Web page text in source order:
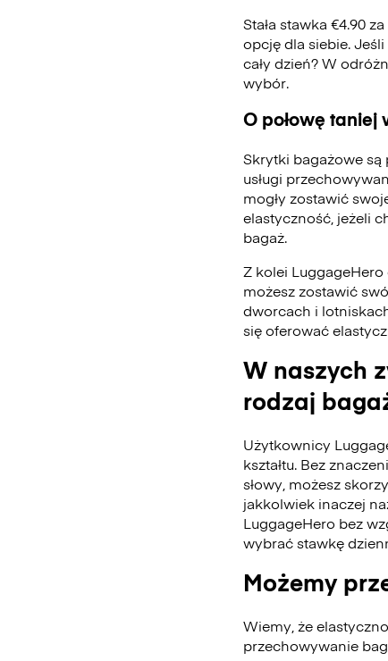
Stała stawka €4.90
opcję dla siebie.
cały dzień? W
wybór.
O połowę
Skrytki bagażowe
usługi
mogły zostawić
elastyczność, jeżeli
bagaż.
Z kolei
możesz zostawić
dworcach i
się oferować
W naszych
rodzaj
Użytkownicy
kształtu. Bez
słowy, możesz
jakkolwiek inaczej
LuggageHero bez
wybrać stawkę
Możemy
Wiemy, że
przechowywanie